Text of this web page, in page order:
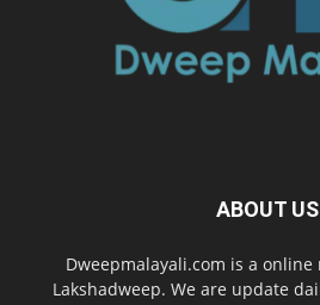
ABOUT US
Dweepmalayali.com is a
Lakshadweep. We are update